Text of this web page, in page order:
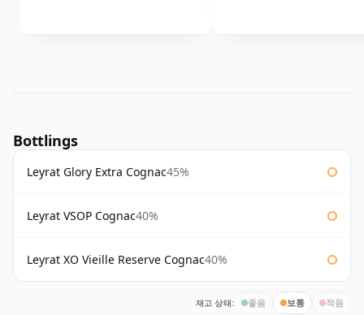
Bottlings
Leyrat Glory Extra Cognac45%
Leyrat VSOP Cognac40%
Leyrat XO Vieille Reserve Cognac40%
재고 상태: 좋음 보통 적음